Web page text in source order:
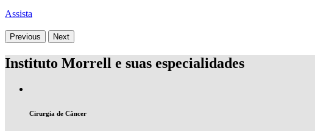
Assista
Previous Next
Instituto Morrell e suas especialidades
Cirurgia de Câncer